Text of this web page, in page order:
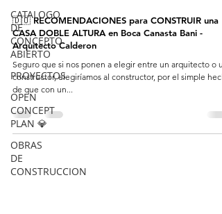
CATALOGO
DE
CONCEPTO
ABIERTO
PROYECTOS
OPEN
CONCEPT
PLAN 💎
OBRAS
DE
CONSTRUCCION
🇩🇴 RECOMENDACIONES para CONSTRUIR una
CASA DOBLE ALTURA en Boca Canasta Bani -
Arquitecto Calderon
Seguro que si nos ponen a elegir entre un arquitecto o
constructor, elegiríamos al constructor, por el simple
de que con un...